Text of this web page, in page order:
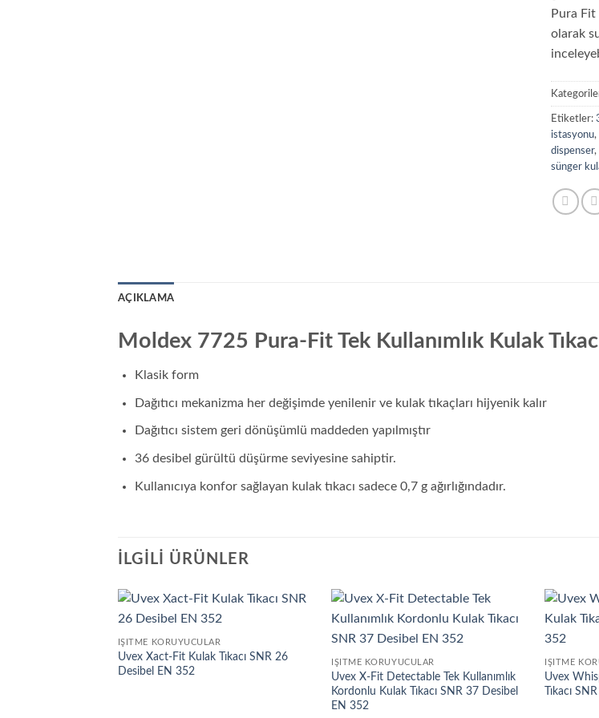
Pura Fit
olarak
Etiketler:
istasyonu,
dispenser,
sünger
AÇIKLAMA
Moldex 7725 Pura-Fit Tek Kullanımlık Kulak
Klasik form
Dağıtıcı mekanizma her değişimde yenilenir ve kulak tıkaçları hijyenik kalır
Dağıtıcı sistem geri dönüşümlü maddeden yapılmıştır
36 desibel gürültü düşürme seviyesine sahiptir.
Kullanıcıya konfor sağlayan kulak tıkacı sadece 0,7 g ağırlığındadır.
İLGILI ÜRÜNLER
İŞITME KORUYUCULAR
Uvex Xact-Fit Kulak Tıkacı SNR 26
Desibel EN 352
İŞITME KORUYUCULAR
Uvex X-Fit Detectable Tek Kullanımlık
Kordonlu Kulak Tıkacı SNR 37 Desibel
EN 352
İŞITME
Uvex
Tıkacı